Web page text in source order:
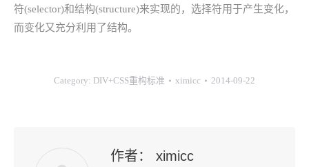
符(selector)和结构(structure)来实现的，选择符用于产生变化，
而变化又充分利用了结构。
Category: DIV+CSS重构标准 ximicc 2014-09-22
作者： ximicc